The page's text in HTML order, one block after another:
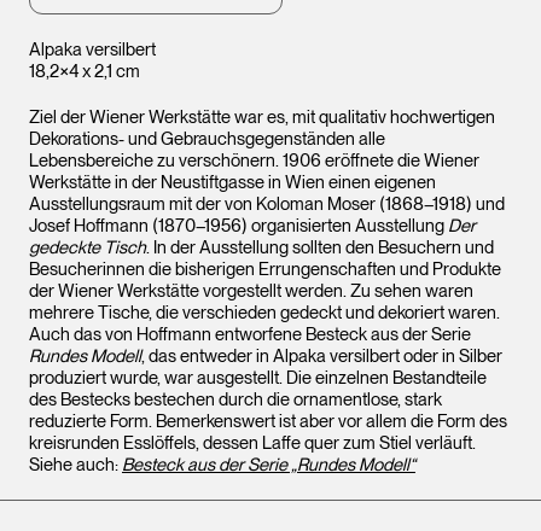
Alpaka versilbert
18,2×4 x 2,1 cm
Ziel der Wiener Werkstätte war es, mit qualitativ hochwertigen
Dekorations- und Gebrauchsgegenständen alle
Lebensbereiche zu verschönern. 1906 eröffnete die Wiener
Werkstätte in der Neustiftgasse in Wien einen eigenen
Ausstellungsraum mit der von Koloman Moser (1868–1918) und
Josef Hoffmann (1870–1956) organisierten Ausstellung Der
gedeckte Tisch. In der Ausstellung sollten den Besuchern und
Besucherinnen die bisherigen Errungenschaften und Produkte
der Wiener Werkstätte vorgestellt werden. Zu sehen waren
mehrere Tische, die verschieden gedeckt und dekoriert waren.
Auch das von Hoffmann entworfene Besteck aus der Serie
Rundes Modell, das entweder in Alpaka versilbert oder in Silber
produziert wurde, war ausgestellt. Die einzelnen Bestandteile
des Bestecks bestechen durch die ornamentlose, stark
reduzierte Form. Bemerkenswert ist aber vor allem die Form des
kreisrunden Esslöffels, dessen Laffe quer zum Stiel verläuft.
Siehe auch: Besteck aus der Serie „Rundes Modell“